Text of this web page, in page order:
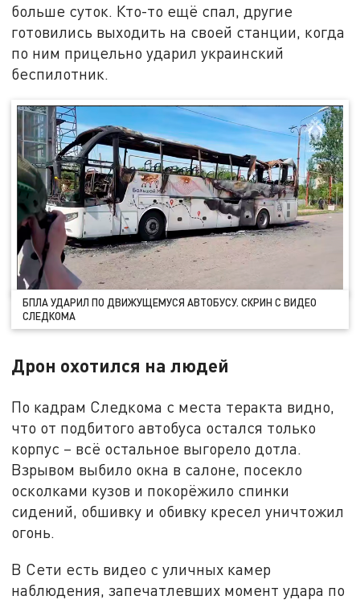
больше суток. Кто-то ещё спал, другие
готовились выходить на своей станции, когда
по ним прицельно ударил украинский
беспилотник.
БПЛА УДАРИЛ ПО ДВИЖУЩЕМУСЯ АВТОБУСУ. СКРИН С ВИДЕО
СЛЕДКОМА
Дрон охотился на людей
По кадрам Следкома с места теракта видно,
что от подбитого автобуса остался только
корпус – всё остальное выгорело дотла.
Взрывом выбило окна в салоне, посекло
осколками кузов и покорёжило спинки
сидений, обшивку и обивку кресел уничтожил
огонь.
В Сети есть видео с уличных камер
наблюдения, запечатлевших момент удара по